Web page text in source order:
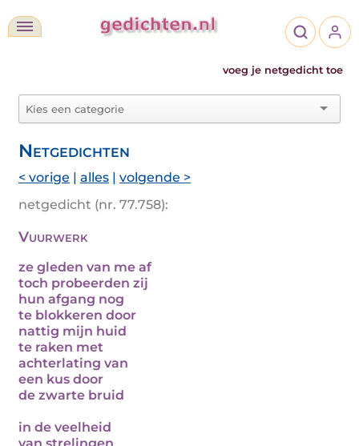
voeg je netgedicht toe
Netgedichten
< vorige | alles | volgende >
netgedicht (nr. 77.758):
Vuurwerk
ze gleden van me af
toch probeerden zij
hun afgang nog
te blokkeren door
nattig mijn huid
te raken met
achterlating van
een kus door
de zwarte bruid
in de veelheid